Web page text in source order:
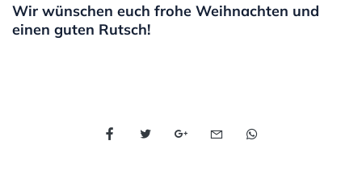
Wir wünschen euch frohe Weihnachten und
einen guten Rutsch!